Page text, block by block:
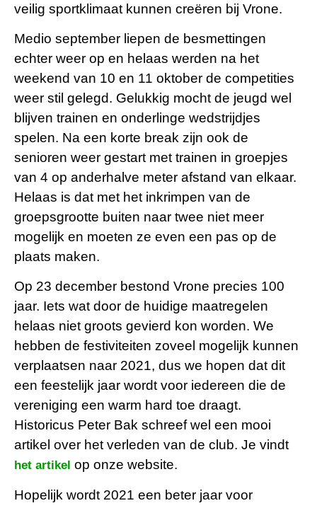
veilig sportklimaat kunnen creëren bij Vrone.
Medio september liepen de besmettingen
echter weer op en helaas werden na het
weekend van 10 en 11 oktober de competities
weer stil gelegd. Gelukkig mocht de jeugd wel
blijven trainen en onderlinge wedstrijdjes
spelen. Na een korte break zijn ook de
senioren weer gestart met trainen in groepjes
van 4 op anderhalve meter afstand van elkaar.
Helaas is dat met het inkrimpen van de
groepsgrootte buiten naar twee niet meer
mogelijk en moeten ze even een pas op de
plaats maken.
Op 23 december bestond Vrone precies 100
jaar. Iets wat door de huidige maatregelen
helaas niet groots gevierd kon worden. We
hebben de festiviteiten zoveel mogelijk kunnen
verplaatsen naar 2021, dus we hopen dat dit
een feestelijk jaar wordt voor iedereen die de
vereniging een warm hard toe draagt.
Historicus Peter Bak schreef wel een mooi
artikel over het verleden van de club. Je vindt
het artikel op onze website.
Hopelijk wordt 2021 een beter jaar voor